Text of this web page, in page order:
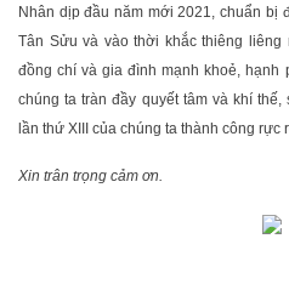
Nhân dịp đầu năm mới 2021, chuẩn bị
Tân Sửu và vào thời khắc thiêng
đồng chí và gia đình mạnh khoẻ, hạnh
chúng ta tràn đầy quyết tâm và khí
lần thứ XIII của chúng ta thành công rực
Xin trân trọng cảm ơn.